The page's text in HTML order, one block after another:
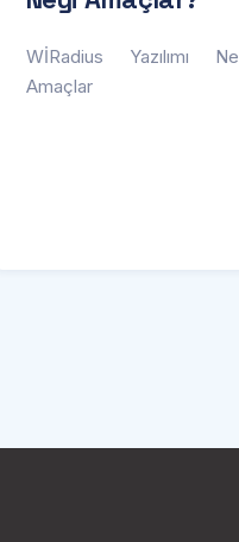
WİRadius Yazılımı
Amaçlar